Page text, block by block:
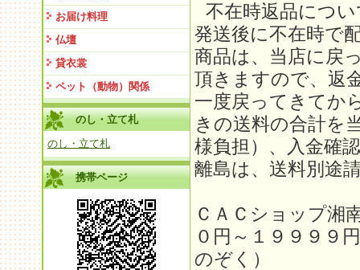
お届け料理
仏壇
貸衣裳
ペット（動物）関係
のし・立て札
のし・立て札
携帯ページ
不在時返品につ
発送後に不在時で
商品は、当店に戻
頂きますので、返
一度戻ってきてか
きの送料の合計を
様負担）、入金確
離島は、送料別途
ＣＡＣショップ湘
０円～１９９９９
のぞく）